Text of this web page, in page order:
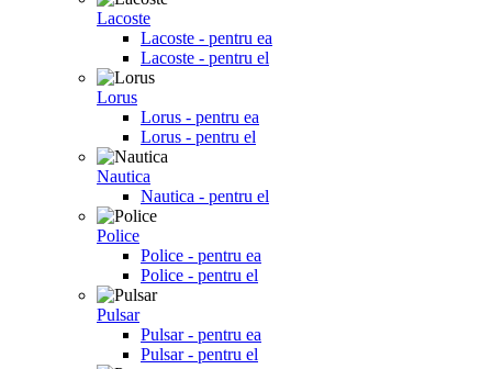
Lacoste
Lacoste - pentru ea
Lacoste - pentru el
Lorus
Lorus - pentru ea
Lorus - pentru el
Nautica
Nautica - pentru el
Police
Police - pentru ea
Police - pentru el
Pulsar
Pulsar - pentru ea
Pulsar - pentru el